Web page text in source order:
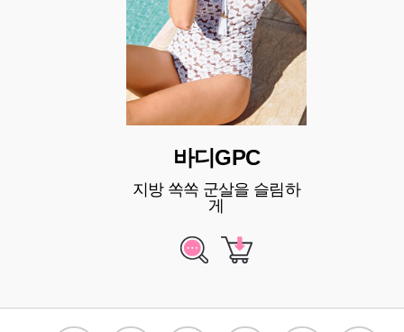
바디GPC
지방 쏙쏙 군살을 슬림하
게